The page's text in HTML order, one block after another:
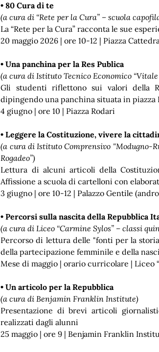
• 80 Cura di te
(a cura di “Rete per la Cura” – scuola
La “Rete per la Cura” racconta le sue
20 maggio 2026 | ore 10-12 | Piazza
• Una panchina per la Res Publica
(a cura di Istituto Tecnico Economico
Gli studenti riflettono sui valori della
dipingendo una panchina situata in piazza
4 giugno | ore 10 | Piazza Rodari
• Leggere la Costituzione, vivere la
(a cura di Istituto Comprensivo "Modugno-
Rogadeo”)
Lettura di alcuni articoli della
Affissione a scuola di cartelloni con
3 giugno | ore 10-12 | Palazzo Gentile
• Percorsi sulla nascita della Repubblica
(a cura di Liceo “Carmine Sylos” – classi
Percorso di lettura delle "fonti per la
della partecipazione femminile e della
Mese di maggio | orario curricolare | Liceo
• Un articolo per la Repubblica
(a cura di Benjamin Franklin Institute)
Presentazione di brevi articoli
realizzati dagli alunni
25 maggio | ore 9 | Benjamin Franklin